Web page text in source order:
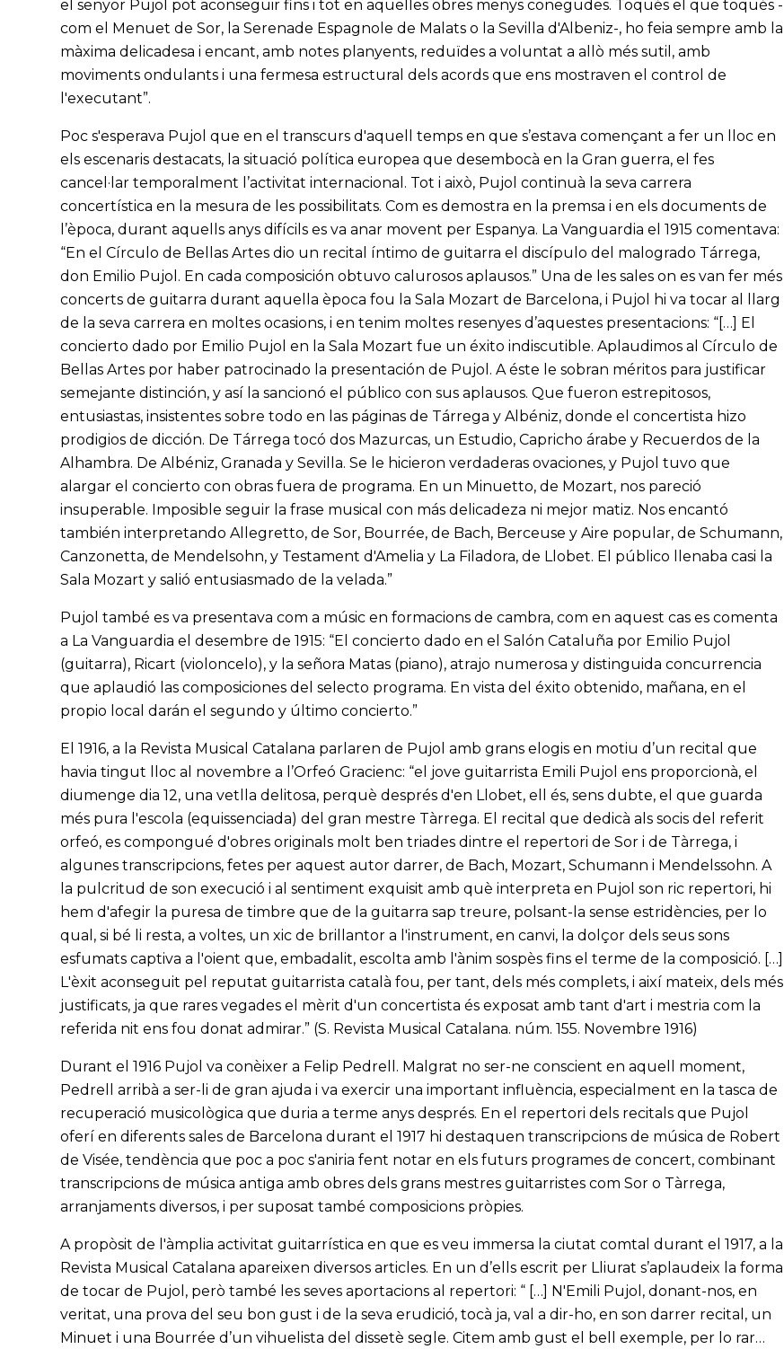
el senyor Pujol pot aconseguir fins i tot en aquelles obres menys conegudes. Toqués el que toqués -
com el Menuet de Sor, la Serenade Espagnole de Malats o la Sevilla d'Albeniz-, ho feia sempre amb la
màxima delicadesa i encant, amb notes planyents, reduïdes a voluntat a allò més sutil, amb
moviments ondulants i una fermesa estructural dels acords que ens mostraven el control de
l'executant”.
Poc s'esperava Pujol que en el transcurs d'aquell temps en que s’estava començant a fer un lloc en
els escenaris destacats, la situació política europea que desembocà en la Gran guerra, el fes
cancel·lar temporalment l’activitat internacional. Tot i això, Pujol continuà la seva carrera
concertística en la mesura de les possibilitats. Com es demostra en la premsa i en els documents de
l’època, durant aquells anys difícils es va anar movent per Espanya. La Vanguardia el 1915 comentava:
“En el Círculo de Bellas Artes dio un recital íntimo de guitarra el discípulo del malogrado Tárrega,
don Emilio Pujol. En cada composición obtuvo calurosos aplausos.” Una de les sales on es van fer més
concerts de guitarra durant aquella època fou la Sala Mozart de Barcelona, i Pujol hi va tocar al llarg
de la seva carrera en moltes ocasions, i en tenim moltes resenyes d’aquestes presentacions: “[…] El
concierto dado por Emilio Pujol en la Sala Mozart fue un éxito indiscutible. Aplaudimos al Círculo de
Bellas Artes por haber patrocinado la presentación de Pujol. A éste le sobran méritos para justificar
semejante distinción, y así la sancionó el público con sus aplausos. Que fueron estrepitosos,
entusiastas, insistentes sobre todo en las páginas de Tárrega y Albéniz, donde el concertista hizo
prodigios de dicción. De Tárrega tocó dos Mazurcas, un Estudio, Capricho árabe y Recuerdos de la
Alhambra. De Albéniz, Granada y Sevilla. Se le hicieron verdaderas ovaciones, y Pujol tuvo que
alargar el concierto con obras fuera de programa. En un Minuetto, de Mozart, nos pareció
insuperable. Imposible seguir la frase musical con más delicadeza ni mejor matiz. Nos encantó
también interpretando Allegretto, de Sor, Bourrée, de Bach, Berceuse y Aire popular, de Schumann,
Canzonetta, de Mendelsohn, y Testament d'Amelia y La Filadora, de Llobet. El público llenaba casi la
Sala Mozart y salió entusiasmado de la velada.”
Pujol també es va presentava com a músic en formacions de cambra, com en aquest cas es comenta
a La Vanguardia el desembre de 1915: “El concierto dado en el Salón Cataluña por Emilio Pujol
(guitarra), Ricart (violoncelo), y la señora Matas (piano), atrajo numerosa y distinguida concurrencia
que aplaudió las composiciones del selecto programa. En vista del éxito obtenido, mañana, en el
propio local darán el segundo y último concierto.”
El 1916, a la Revista Musical Catalana parlaren de Pujol amb grans elogis en motiu d’un recital que
havia tingut lloc al novembre a l’Orfeó Gracienc: “el jove guitarrista Emili Pujol ens proporcionà, el
diumenge dia 12, una vetlla delitosa, perquè després d'en Llobet, ell és, sens dubte, el que guarda
més pura l'escola (equissenciada) del gran mestre Tàrrega. El recital que dedicà als socis del referit
orfeó, es compongué d'obres originals molt ben triades dintre el repertori de Sor i de Tàrrega, i
algunes transcripcions, fetes per aquest autor darrer, de Bach, Mozart, Schumann i Mendelssohn. A
la pulcritud de son execució i al sentiment exquisit amb què interpreta en Pujol son ric repertori, hi
hem d'afegir la puresa de timbre que de la guitarra sap treure, polsant-la sense estridències, per lo
qual, si bé li resta, a voltes, un xic de brillantor a l'instrument, en canvi, la dolçor dels seus sons
esfumats captiva a l'oient que, embadalit, escolta amb l'ànim sospès fins el terme de la composició. […]
L'èxit aconseguit pel reputat guitarrista català fou, per tant, dels més complets, i així mateix, dels més
justificats, ja que rares vegades el mèrit d'un concertista és exposat amb tant d'art i mestria com la
referida nit ens fou donat admirar.” (S. Revista Musical Catalana. núm. 155. Novembre 1916)
Durant el 1916 Pujol va conèixer a Felip Pedrell. Malgrat no ser-ne conscient en aquell moment,
Pedrell arribà a ser-li de gran ajuda i va exercir una important influència, especialment en la tasca de
recuperació musicològica que duria a terme anys després. En el repertori dels recitals que Pujol
oferí en diferents sales de Barcelona durant el 1917 hi destaquen transcripcions de música de Robert
de Visée, tendència que poc a poc s'aniria fent notar en els futurs programes de concert, combinant
transcripcions de música antiga amb obres dels grans mestres guitarristes com Sor o Tàrrega,
arranjaments diversos, i per suposat també composicions pròpies.
A propòsit de l'àmplia activitat guitarrística en que es veu immersa la ciutat comtal durant el 1917, a la
Revista Musical Catalana apareixen diversos articles. En un d’ells escrit per Lliurat s’aplaudeix la forma
de tocar de Pujol, però també les seves aportacions al repertori: “ […] N'Emili Pujol, donant-nos, en
veritat, una prova del seu bon gust i de la seva erudició, tocà ja, val a dir-ho, en son darrer recital, un
Minuet i una Bourrée d’un vihuelista del dissetè segle. Citem amb gust el bell exemple, per lo rar…